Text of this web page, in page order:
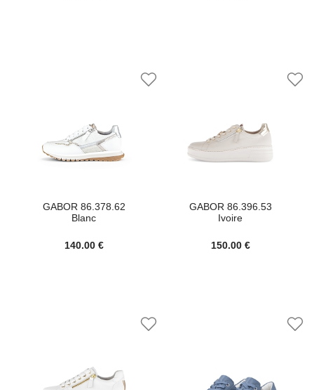
GABOR 86.378.62
Blanc
140.00 €
GABOR 86.396.53
Ivoire
150.00 €